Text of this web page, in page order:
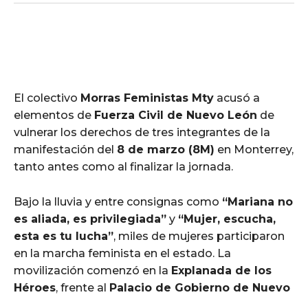
El colectivo Morras Feministas Mty acusó a
elementos de Fuerza Civil de Nuevo León de
vulnerar los derechos de tres integrantes de la
manifestación del 8 de marzo (8M) en Monterrey,
tanto antes como al finalizar la jornada.
Bajo la lluvia y entre consignas como “Mariana no
es aliada, es privilegiada” y “Mujer, escucha,
esta es tu lucha”, miles de mujeres participaron
en la marcha feminista en el estado. La
movilización comenzó en la Explanada de los
Héroes, frente al Palacio de Gobierno de Nuevo